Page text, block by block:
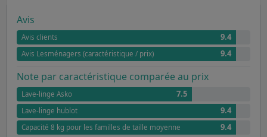
Avis
Avis clients 9.4
Avis Lesménagers (caractéristique / prix) 9.4
Note par caractéristique comparée au prix
Lave-linge Asko 7.5
Lave-linge hublot 9.4
Capacité 8 kg pour les familles de taille moyenne 9.4